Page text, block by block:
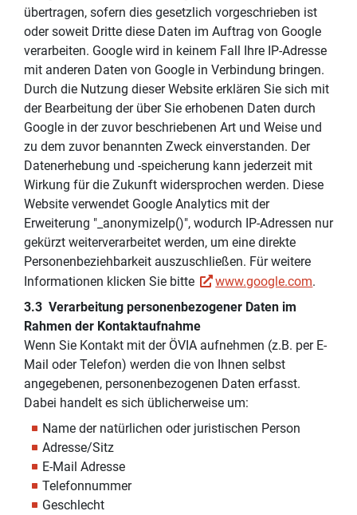
übertragen, sofern dies gesetzlich vorgeschrieben ist
oder soweit Dritte diese Daten im Auftrag von Google
verarbeiten. Google wird in keinem Fall Ihre IP-Adresse
mit anderen Daten von Google in Verbindung bringen.
Durch die Nutzung dieser Website erklären Sie sich mit
der Bearbeitung der über Sie erhobenen Daten durch
Google in der zuvor beschriebenen Art und Weise und
zu dem zuvor benannten Zweck einverstanden. Der
Datenerhebung und -speicherung kann jederzeit mit
Wirkung für die Zukunft widersprochen werden. Diese
Website verwendet Google Analytics mit der
Erweiterung "_anonymizeIp()", wodurch IP-Adressen nur
gekürzt weiterverarbeitet werden, um eine direkte
Personenbeziehbarkeit auszuschließen. Für weitere
Informationen klicken Sie bitte
www.google.com.
3.3 Verarbeitung personenbezogener Daten im
Rahmen der Kontaktaufnahme
Wenn Sie Kontakt mit der ÖVIA aufnehmen (z.B. per E-
Mail oder Telefon) werden die von Ihnen selbst
angegebenen, personenbezogenen Daten erfasst.
Dabei handelt es sich üblicherweise um:
Name der natürlichen oder juristischen Person
Adresse/Sitz
E-Mail Adresse
Telefonnummer
Geschlecht